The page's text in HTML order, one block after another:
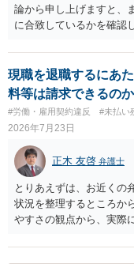
論から申し上げますと、
に合致しているかを確認
ものの、重い懲戒処分の
については、会社側に「
定させ、誤認した他部署
です。 あるいは、懲戒
ならば、それにより軽微
個人としても、相手に対
（慰謝料）を請求する選
らない可能性があります
現職を退職するにあ
料等は請求できるのか
#労働・雇用契約違反 #未払い
2026年7月23日
正木 友啓 弁護士
とりあえずは、お近くの
状況を整理するところか
やすさの観点から、実際